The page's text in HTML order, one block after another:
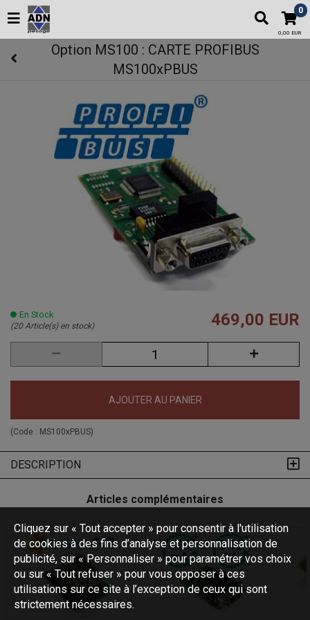
0
0,00 EUR
Option MS100 : CARTE PROFIBUS
MS100xPBUS
En Stock
(20 Article(s) en stock) 469,00 EUR
AJOUTER AU PANIER
(Code : MS100xPBUS)
DESCRIPTION
Articles complémentaires
Cliquez sur « Tout accepter » pour consentir à l'utilisation
de cookies à des fins d’analyse et personnalisation de
publicité, sur « Personnaliser » pour paramétrer vos choix
ou sur « Tout refuser » pour vous opposer à ces
utilisations sur ce site à l’exception de ceux qui sont
strictement nécessaires.